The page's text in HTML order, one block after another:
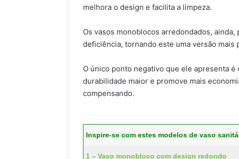
melhora o design e facilita a limpeza.
Os vasos monoblocos arredondados,
deficiência, tornando este uma versão
O único ponto negativo que ele apresenta
durabilidade maior e promove mais
compensando.
Inspire-se com estes modelos de vaso
1 – Vaso monobloco com design redondo